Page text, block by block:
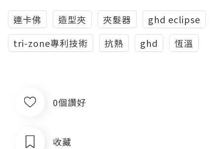
連卡佛 造型夾 夾髮器
ghd eclipse
tri-zone專利技術
抗熱 ghd 恆溫
0個讚好
收藏